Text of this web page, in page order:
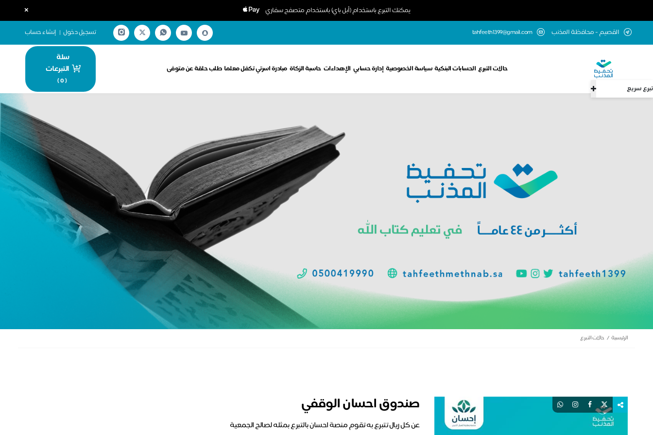
يمكنك التبرع باستخدام (أبل باي) باستخدام متصفح سفاري ×
تبرع سريع
اﻟقصيم - ﻣﺣﺎﻓظﺔ اﻟﻣذﻧب tahfeeth1399@gmail.com تسجيل دخول | إنشاء حساب
حالات التبرع الحسابات البنكية سياسة الخصوصية إدارة حسابي الإهداءات حاسبة الزكاة مبادرة اسرتي تكفل معلما طلب حلقة عن متوفى
سلة
التبرعات
(
0
)
الرئيسية حالات التبرع
صندوق احسان الوقفي
عن كل ريال تتبرع به تقوم منصة احسان بالتبرع بمثله لصالح الجمعية